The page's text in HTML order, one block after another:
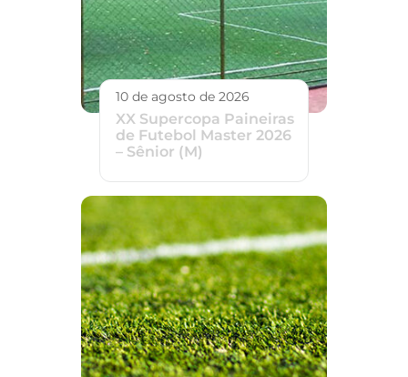
10 de agosto de 2026
XX Supercopa Paineiras
de Futebol Master 2026
– Sênior (M)